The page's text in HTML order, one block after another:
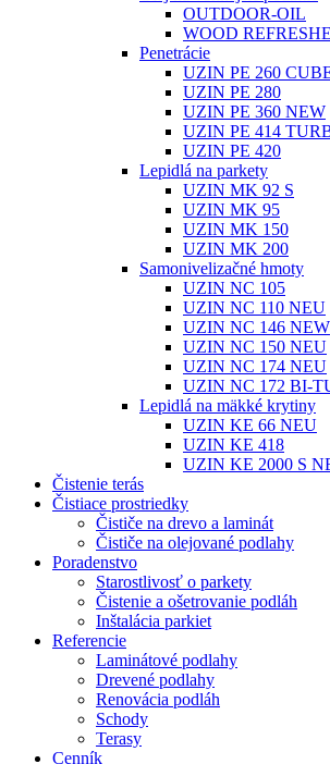
OUTDOOR-OIL
WOOD
Penetrácie
UZIN PE 260
UZIN PE 280
UZIN PE 360 NEW
UZIN PE 414
UZIN PE 420
Lepidlá na parkety
UZIN MK 92 S
UZIN MK 95
UZIN MK 150
UZIN MK 200
Samonivelizačné hmoty
UZIN NC 105
UZIN NC 110 NEU
UZIN NC 146 NEW
UZIN NC 150 NEU
UZIN NC 174 NEU
UZIN NC 172 BI-
Lepidlá na mäkké krytiny
UZIN KE 66 NEU
UZIN KE 418
UZIN KE 2000 S
Čistenie terás
Čistiace prostriedky
Čističe na drevo a laminát
Čističe na olejované podlahy
Poradenstvo
Starostlivosť o parkety
Čistenie a ošetrovanie podláh
Inštalácia parkiet
Referencie
Laminátové podlahy
Drevené podlahy
Renovácia podláh
Schody
Terasy
Cenník